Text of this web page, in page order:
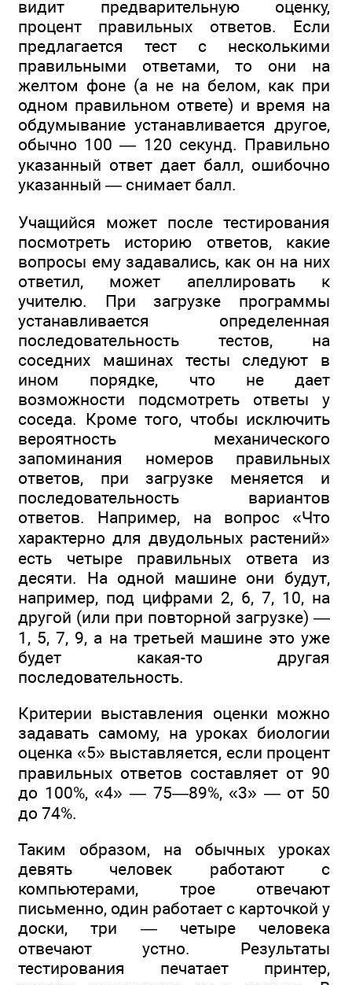
видит предварительную оценку,
процент правильных ответов. Если
предлагается тест с несколькими
правильными ответами, то они на
желтом фоне (а не на белом, как при
одном правильном ответе) и время на
обдумывание устанавливается другое,
обычно 100 — 120 секунд. Правильно
указанный ответ дает балл, ошибочно
указанный — снимает балл.
Учащийся может после тестирования
посмотреть историю ответов, какие
вопросы ему задавались, как он на них
ответил, может апеллировать к
учителю. При загрузке программы
устанавливается определенная
последовательность тестов, на
соседних машинах тесты следуют в
ином порядке, что не дает
возможности подсмотреть ответы у
соседа. Кроме того, чтобы исключить
вероятность механического
запоминания номеров правильных
ответов, при загрузке меняется и
последовательность вариантов
ответов. Например, на вопрос «Что
характерно для двудольных растений»
есть четыре правильных ответа из
десяти. На одной машине они будут,
например, под цифрами 2, 6, 7, 10, на
другой (или при повторной загрузке) —
1, 5, 7, 9, а на третьей машине это уже
будет какая-то другая
последовательность.
Критерии выставления оценки можно
задавать самому, на уроках биологии
оценка «5» выставляется, если процент
правильных ответов составляет от 90
до 100%, «4» — 75—89%, «3» — от 50
до 74%.
Таким образом, на обычных уроках
девять человек работают с
компьютерами, трое отвечают
письменно, один работает с карточкой у
доски, три — четыре человека
отвечают устно. Результаты
тестирования печатает принтер,